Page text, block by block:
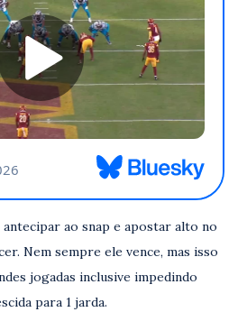
ao snap e apostar alto no
Nem sempre ele vence, mas isso
jogadas inclusive impedindo
para 1 jarda.